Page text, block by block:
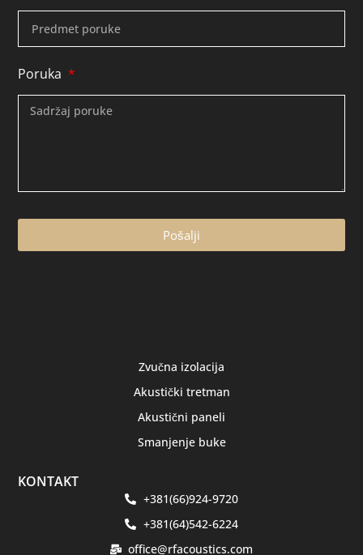
Poruka
Pošalji
Zvučna izolacija
Akustički tretman
Akustični paneli
Smanjenje buke
KONTAKT
+381(66)924-9720
+381(64)542-6224
office@rfacoustics.com